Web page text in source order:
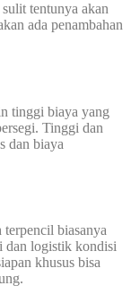
tentunya akan
ada penambahan
tinggi biaya yang
Tinggi dan
dan biaya
terpencil biasanya
dan logistik kondisi
khusus bisa